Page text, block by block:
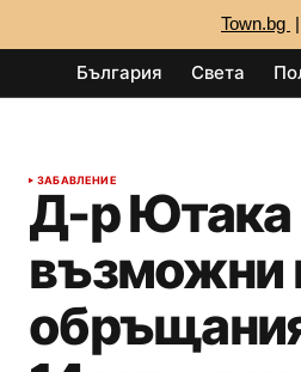
Town.bg
България Света
ЗАБАВЛЕНИЕ
Д-р Ютака
възможни
обръщания